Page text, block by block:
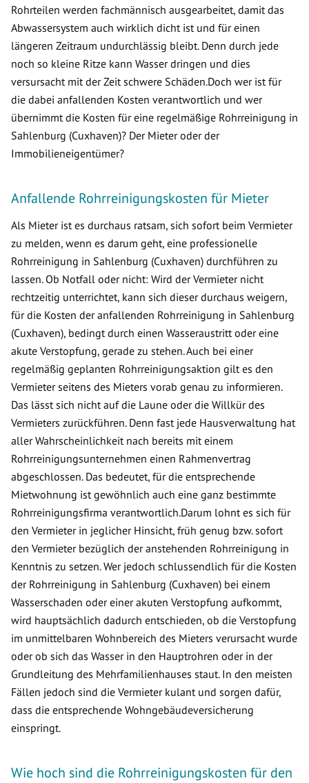
Rohrteilen werden fachmännisch ausgearbeitet, damit das
Abwassersystem auch wirklich dicht ist und für einen
längeren Zeitraum undurchlässig bleibt. Denn durch jede
noch so kleine Ritze kann Wasser dringen und dies
versursacht mit der Zeit schwere Schäden.Doch wer ist für
die dabei anfallenden Kosten verantwortlich und wer
übernimmt die Kosten für eine regelmäßige Rohrreinigung in
Sahlenburg (Cuxhaven)? Der Mieter oder der
Immobilieneigentümer?
Anfallende Rohrreinigungskosten für Mieter
Als Mieter ist es durchaus ratsam, sich sofort beim Vermieter
zu melden, wenn es darum geht, eine professionelle
Rohrreinigung in Sahlenburg (Cuxhaven) durchführen zu
lassen. Ob Notfall oder nicht: Wird der Vermieter nicht
rechtzeitig unterrichtet, kann sich dieser durchaus weigern,
für die Kosten der anfallenden Rohrreinigung in Sahlenburg
(Cuxhaven), bedingt durch einen Wasseraustritt oder eine
akute Verstopfung, gerade zu stehen. Auch bei einer
regelmäßig geplanten Rohrreinigungsaktion gilt es den
Vermieter seitens des Mieters vorab genau zu informieren.
Das lässt sich nicht auf die Laune oder die Willkür des
Vermieters zurückführen. Denn fast jede Hausverwaltung hat
aller Wahrscheinlichkeit nach bereits mit einem
Rohrreinigungsunternehmen einen Rahmenvertrag
abgeschlossen. Das bedeutet, für die entsprechende
Mietwohnung ist gewöhnlich auch eine ganz bestimmte
Rohrreinigungsfirma verantwortlich.Darum lohnt es sich für
den Vermieter in jeglicher Hinsicht, früh genug bzw. sofort
den Vermieter bezüglich der anstehenden Rohrreinigung in
Kenntnis zu setzen. Wer jedoch schlussendlich für die Kosten
der Rohrreinigung in Sahlenburg (Cuxhaven) bei einem
Wasserschaden oder einer akuten Verstopfung aufkommt,
wird hauptsächlich dadurch entschieden, ob die Verstopfung
im unmittelbaren Wohnbereich des Mieters verursacht wurde
oder ob sich das Wasser in den Hauptrohren oder in der
Grundleitung des Mehrfamilienhauses staut. In den meisten
Fällen jedoch sind die Vermieter kulant und sorgen dafür,
dass die entsprechende Wohngebäudeversicherung
einspringt.
Wie hoch sind die Rohrreinigungskosten für den